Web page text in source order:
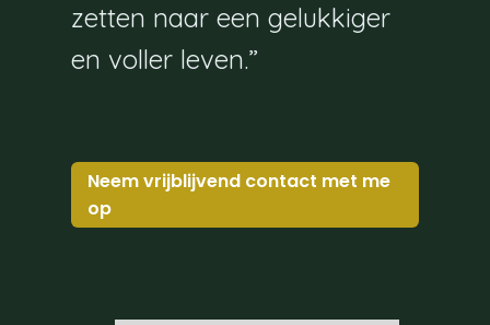
zetten naar een gelukkiger
en voller leven.”
Neem vrijblijvend contact met me
op